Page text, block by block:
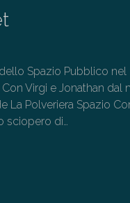
dello Spazio Pubblico
Virgi e Jonathan dal
La Polveriera Spazio
sciopero di…